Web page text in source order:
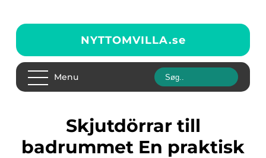
NYTTOMVILLA.se
Menu
Skjutdörrar till
badrummet En praktisk